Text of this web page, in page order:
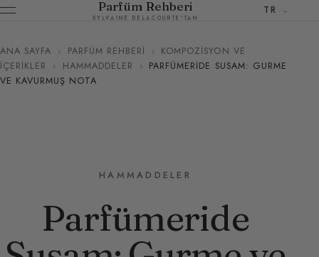
Parfüm Rehberi
SYLVAINE DELACOURTE'TAN
TR
ANA SAYFA › PARFÜM REHBERI › KOMPOZISYON VE
İÇERIKLER
› HAMMADDELER › PARFÜMERIDE SUSAM: GURME
VE KAVURMUŞ NOTA
HAMMADDELER
Parfümeride